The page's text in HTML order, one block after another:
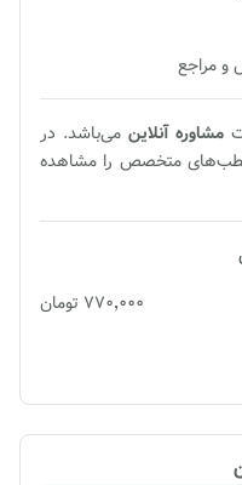
و مراجع
مشاورهآنلاین می‌باشد. در
متخصص را مشاهده
۷۷۰٬۰۰۰ تومان